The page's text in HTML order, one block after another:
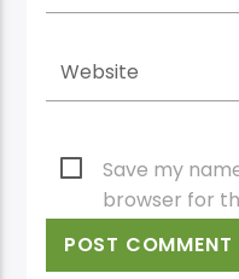
Save my
browser for